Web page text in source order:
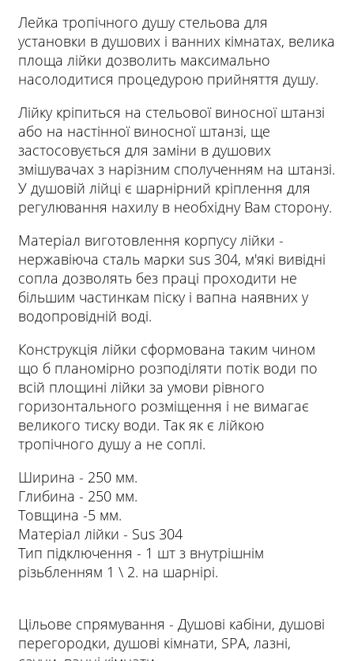
Лейка тропічного душу стельова для
установки в душових і ванних кімнатах, велика
площа лійки дозволить максимально
насолодитися процедурою прийняття душу.
Лійку кріпиться на стельової виносної штанзі
або на настінної виносної штанзі, ще
застосовується для заміни в душових
змішувачах з нарізним сполученням на штанзі.
У душовій лійці є шарнірний кріплення для
регулювання нахилу в необхідну Вам сторону.
Матеріал виготовлення корпусу лійки -
нержавіюча сталь марки sus 304, м'які вивідні
сопла дозволять без праці проходити не
більшим частинкам піску і вапна наявних у
водопровідній воді.
Конструкція лійки сформована таким чином
що б планомірно розподіляти потік води по
всій площині лійки за умови рівного
горизонтального розміщення і не вимагає
великого тиску води. Так як є лійкою
тропічного душу а не соплі.
Ширина - 250 мм.
Глибина - 250 мм.
Товщина -5 мм.
Матеріал лійки - Sus 304
Тип підключення - 1 шт з внутрішнім
різьбленням 1 \ 2. на шарнірі.
Цільове спрямування - Душові кабіни, душові
перегородки, душові кімнати, SPA, лазні,